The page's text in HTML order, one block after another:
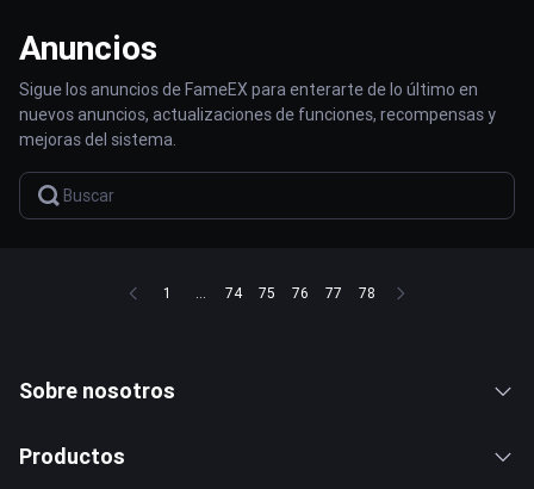
Anuncios
Sigue los anuncios de FameEX para enterarte de lo último en
nuevos anuncios, actualizaciones de funciones, recompensas y
mejoras del sistema.
1 ... 74 75 76 77 78
Sobre nosotros
Productos